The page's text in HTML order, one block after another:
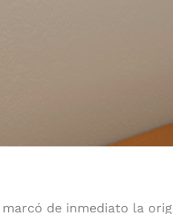
marcó de inmediato la